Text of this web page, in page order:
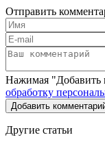
Отправить
Нажимая "Добавить
обработку
Другие статьи